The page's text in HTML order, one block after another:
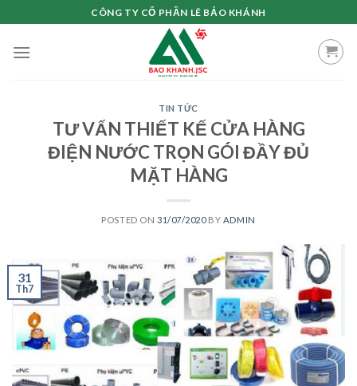
content
CÔNG TY CỔ PHẦN LÊ BẢO KHÁNH
TIN TỨC
TƯ VẤN THIẾT KẾ CỬA HÀNG
ĐIỆN NƯỚC TRỌN GÓI ĐẦY ĐỦ
MẶT HÀNG
POSTED ON 31/07/2020BY ADMIN
31
Th7